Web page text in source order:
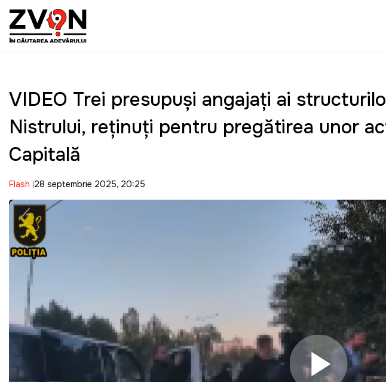
VIDEO Trei presupuşi angajaţi ai
Nistrului, reținuți pentru pregătirea unor
Capitală
Flash 28 septembrie 2025, 20:25
Play Video